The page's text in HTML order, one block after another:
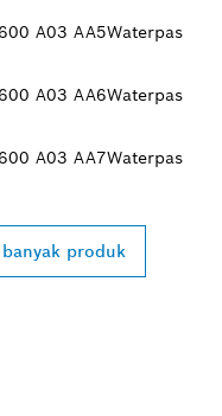
A03 AA5Waterpas
A03 AA6Waterpas
A03 AA7Waterpas
produk